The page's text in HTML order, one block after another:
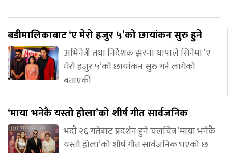
बडीमालिकाबाट ‘ए मेरो हजुर ५’को छायांकन सुरु हुने
अभिनेत्री तथा निर्देशक झरना थापाले सिनेमा ‘ए
मेरो हजुर ५’को छायांकन सुरु गर्न लागेको
बताएकी
‘माया भनेकै यस्तो होला’को शीर्ष गीत सार्वजनिक
भदौ २६ गतेबाट प्रदर्शन हुने चलचित्र ‘माया भनेकै
यस्तो होला’को शीर्ष गीत सार्वजनिक भएको छ